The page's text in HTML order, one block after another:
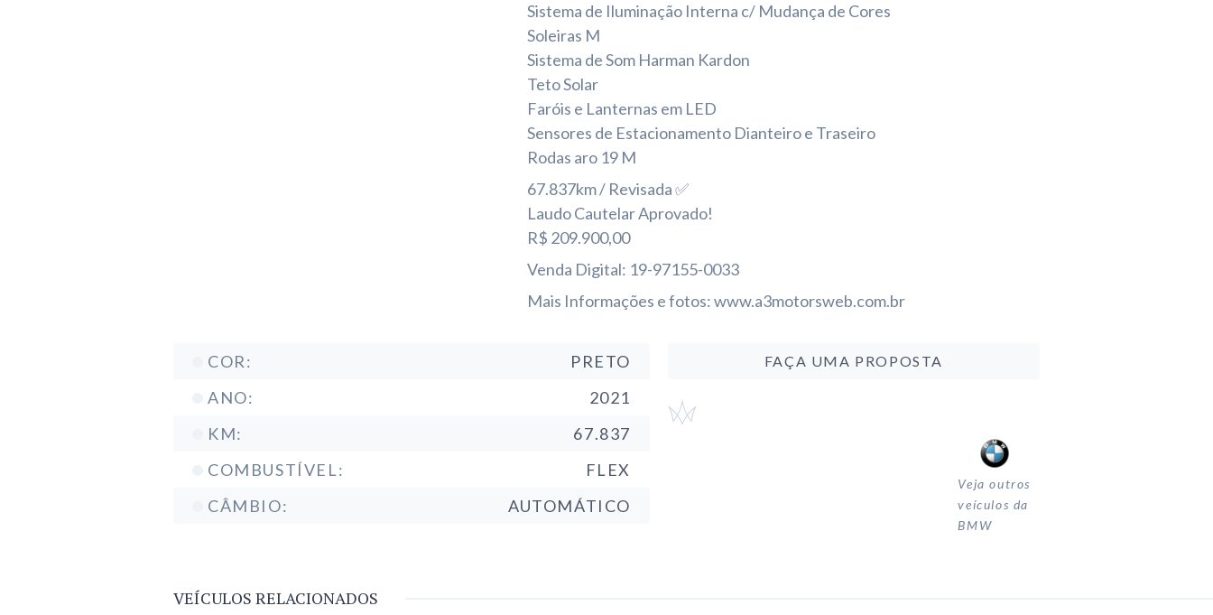
Sistema de Iluminação Interna c/ Mudança de Cores
Soleiras M
Sistema de Som Harman Kardon
Teto Solar
Faróis e Lanternas em LED
Sensores de Estacionamento Dianteiro e Traseiro
Rodas aro 19 M
67.837km / Revisada ✅
Laudo Cautelar Aprovado!
R$ 209.900,00
Venda Digital: 19-97155-0033
Mais Informações e fotos: www.a3motorsweb.com.br
COR:
PRETO
ANO:
2021
KM:
67.837
COMBUSTÍVEL:
FLEX
CÂMBIO:
AUTOMÁTICO
FAÇA UMA PROPOSTA
Veja outros
veículos da
BMW
VEÍCULOS RELACIONADOS